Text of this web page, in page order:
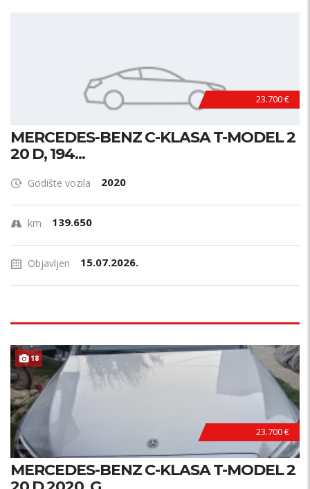
23.700 €
MERCEDES-BENZ C-KLASA T-MODEL 2
20 D, 194...
Godište vozila 2020
km 139.650
Objavljen 15.07.2026.
18
23.700 €
MERCEDES-BENZ C-KLASA T-MODEL 2